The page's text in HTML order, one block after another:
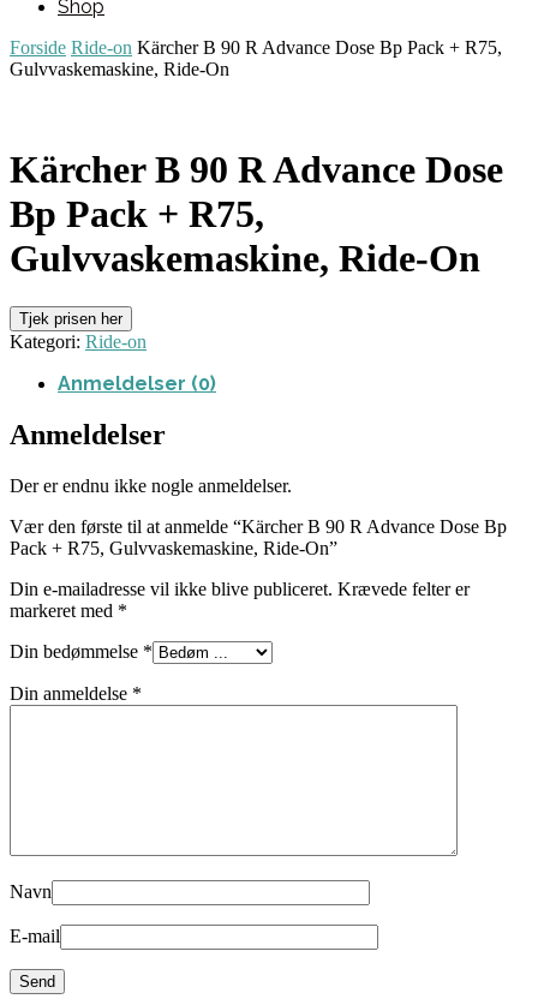
Shop
Forside Ride-on Kärcher B 90 R Advance Dose Bp Pack + R75,
Gulvvaskemaskine, Ride-On
Kärcher B 90 R Advance Dose
Bp Pack + R75,
Gulvvaskemaskine, Ride-On
Tjek prisen her
Kategori: Ride-on
Anmeldelser (0)
Anmeldelser
Der er endnu ikke nogle anmeldelser.
Vær den første til at anmelde “Kärcher B 90 R Advance Dose Bp
Pack + R75, Gulvvaskemaskine, Ride-On”
Din e-mailadresse vil ikke blive publiceret. Krævede felter er
markeret med *
Din bedømmelse *
Din anmeldelse *
Navn
E-mail